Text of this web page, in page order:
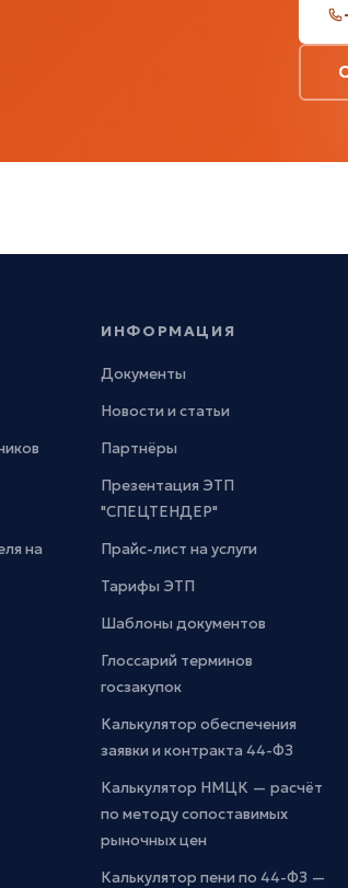
на
ИНФОРМАЦИЯ
Документы
Новости и статьи
Партнёры
Презентация ЭТП
"СПЕЦТЕНДЕР"
Прайс-лист на услуги
Тарифы ЭТП
Шаблоны документов
Глоссарий терминов
госзакупок
Калькулятор обеспечения
заявки и контракта 44-ФЗ
Калькулятор НМЦК — расчёт
по методу сопоставимых
рыночных цен
Калькулятор пени по 44-ФЗ —